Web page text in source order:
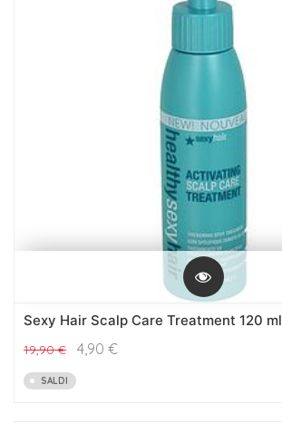
Sexy Hair Scalp Care Treatment 120 ml
19,90€ 4,90 €
SALDI